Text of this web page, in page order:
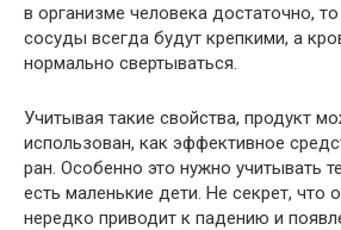
в организме человека достаточно,
сосуды всегда будут крепкими, а
нормально свертываться.
Учитывая такие свойства, продукт
использован, как эффективное
ран. Особенно это нужно учитывать
есть маленькие дети. Не секрет, что
нередко приводит к падению и